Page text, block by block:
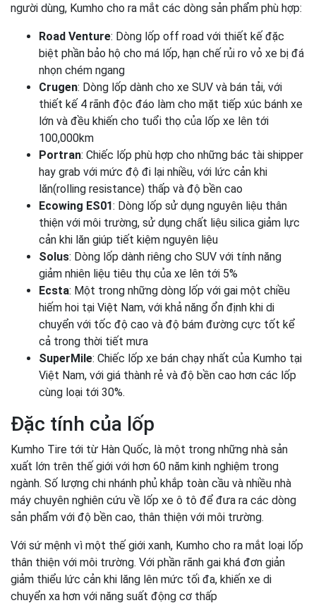
người dùng, Kumho cho ra mắt các dòng sản phẩm phù hợp:
Road Venture: Dòng lốp off road với thiết kế đặc
biệt phần bảo hộ cho má lốp, hạn chế rủi ro vỏ xe bị đá
nhọn chém ngang
Crugen: Dòng lốp dành cho xe SUV và bán tải, với
thiết kế 4 rãnh độc đáo làm cho mặt tiếp xúc bánh xe
lớn và đều khiến cho tuổi thọ của lốp xe lên tới
100,000km
Portran: Chiếc lốp phù hợp cho những bác tài shipper
hay grab với mức độ đi lại nhiều, với lức cản khi
lăn(rolling resistance) thấp và độ bền cao
Ecowing ES01: Dòng lốp sử dụng nguyên liệu thân
thiện với môi trường, sử dụng chất liệu silica giảm lực
cản khi lăn giúp tiết kiệm nguyên liệu
Solus: Dòng lốp dành riêng cho SUV với tính năng
giảm nhiên liệu tiêu thụ của xe lên tới 5%
Ecsta: Một trong những dòng lốp với gai một chiều
hiếm hoi tại Việt Nam, với khả năng ổn định khi di
chuyển với tốc độ cao và độ bám đường cực tốt kể
cả trong thời tiết mưa
SuperMile: Chiếc lốp xe bán chạy nhất của Kumho tại
Việt Nam, với giá thành rẻ và độ bền cao hơn các lốp
cùng loại tới 30%.
Đặc tính của lốp
Kumho Tire tới từ Hàn Quốc, là một trong những nhà sản
xuất lớn trên thế giới với hơn 60 năm kinh nghiệm trong
ngành. Số lượng chi nhánh phủ khắp toàn cầu và nhiều nhà
máy chuyên nghiên cứu về lốp xe ô tô để đưa ra các dòng
sản phẩm với độ bền cao, thân thiện với môi trường.
Với sứ mệnh vì một thế giới xanh, Kumho cho ra mắt loại lốp
thân thiện với môi trường. Với phần rãnh gai khá đơn giản
giảm thiểu lức cản khi lăng lên mức tối đa, khiến xe di
chuyển xa hơn với năng suất động cơ thấp